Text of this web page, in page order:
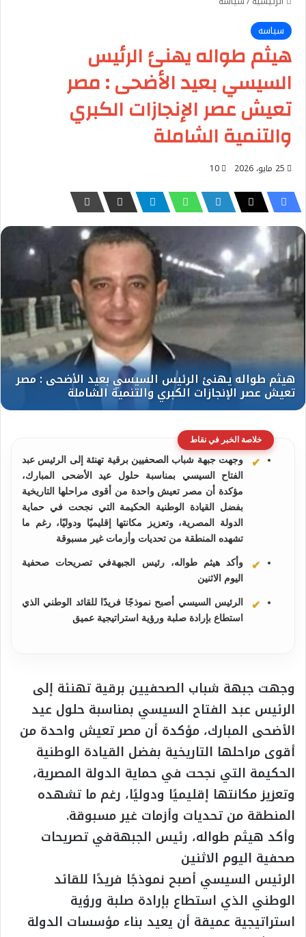
سياسه
هيثم طواله يهنئ الرئيس
السيسي بعيد الأضحى : مصر
تعيش عصر الإنجازات الكبري
والتنمية الشاملة
25 مايو، 2026 10
خلاصة الخبر في نقاط
وجهت جبهة شباب الصحفيين برقية تهنئة إلى الرئيس عبد
الفتاح السيسي بمناسبة حلول عيد الأضحى المبارك،
مؤكدة أن مصر تعيش واحدة من أقوى مراحلها التاريخية
بفضل القيادة الوطنية الحكيمة التي نجحت في حماية
الدولة المصرية، وتعزيز مكانتها إقليميًا ودوليًا، رغم ما
تشهده المنطقة من تحديات وأزمات غير مسبوقة
وأكد هيثم طواله، رئيس الجبهةفي تصريحات صحفية
اليوم الاثنين
الرئيس السيسي أصبح نموذجًا فريدًا للقائد الوطني الذي
استطاع بإرادة صلبة ورؤية استراتيجية عميق
وجهت جبهة شباب الصحفيين برقية تهنئة إلى
الرئيس عبد الفتاح السيسي بمناسبة حلول عيد
الأضحى المبارك، مؤكدة أن مصر تعيش واحدة من
أقوى مراحلها التاريخية بفضل القيادة الوطنية
الحكيمة التي نجحت في حماية الدولة المصرية،
وتعزيز مكانتها إقليميًا ودوليًا، رغم ما تشهده
المنطقة من تحديات وأزمات غير مسبوقة.
وأكد هيثم طواله، رئيس الجبهةفي تصريحات
صحفية اليوم الاثنين
الرئيس السيسي أصبح نموذجًا فريدًا للقائد
الوطني الذي استطاع بإرادة صلبة ورؤية
استراتيجية عميقة أن يعيد بناء مؤسسات الدولة